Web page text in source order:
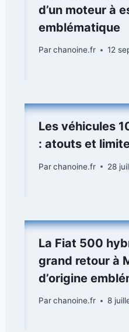
d’un moteur à
emblématique
Parchanoine.fr 12
Les véhicules
: atouts et
Parchanoine.fr 28
La Fiat 500
grand retour à
d’origine
Parchanoine.fr 8